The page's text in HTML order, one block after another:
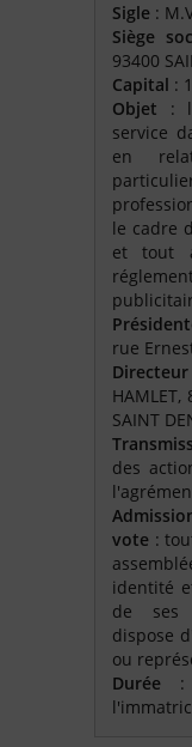
Sigle :
Siège
93400
Capital :
Objet :
service
en
le cadre
et tout
rue
SAINT
des
vote :
identité
de ses
dispose
ou
Durée :